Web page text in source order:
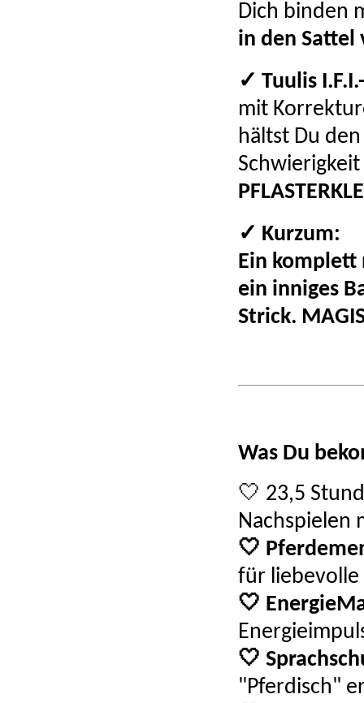
Dich binden
in den
✓ Tuulis
mit
hältst Du
✓ Kurzum:
Ein komplett
ein inniges
Strick.
Was Du
🤍 23,5
Nachspielen
🤍
für liebevolle
🤍
🤍
"Pferdisch"